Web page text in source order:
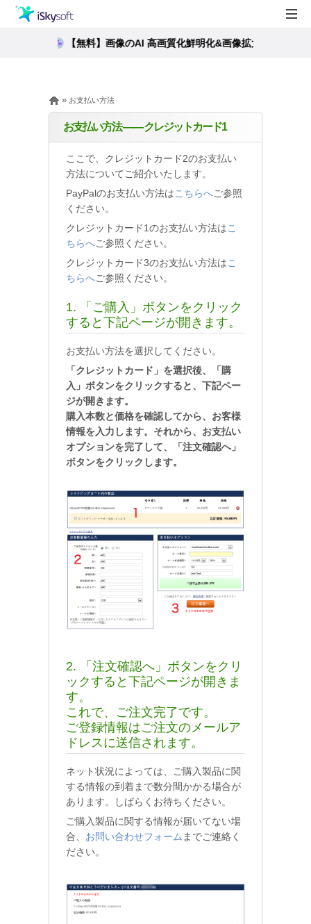
【無料】画像のAI 高画質化鮮明化&画像拡大ができるサ
» お支払い方法
お支払い方法 —— クレジットカード1
ここで、クレジットカード2のお支払い
方法についてご紹介いたします。
PayPalのお支払い方法はこちらへご参照
ください。
クレジットカード1のお支払い方法はこ
ちらへご参照ください。
クレジットカード3のお支払い方法はこ
ちらへご参照ください。
1. 「ご購入」ボタンをクリック
すると下記ページが開きます。
お支払い方法を選択してください。
「クレジットカード」を選択後、「購
入」ボタンをクリックすると、下記ペー
ジが開きます。
購入本数と価格を確認してから、お客様
情報を入力します。それから、お支払い
オプションを完了して、「注文確認へ」
ボタンをクリックします。
2. 「注文確認へ」ボタンをクリ
ックすると下記ページが開きま
す。
これで、ご注文完了です。
ご登録情報はご注文のメールア
ドレスに送信されます。
ネット状況によっては、ご購入製品に関
する情報の到着まで数分間かかる場合が
あります。しばらくお待ちください。
ご購入製品に関する情報が届いてない場
合、 お問い合わせフォーム までご連絡く
ださい。